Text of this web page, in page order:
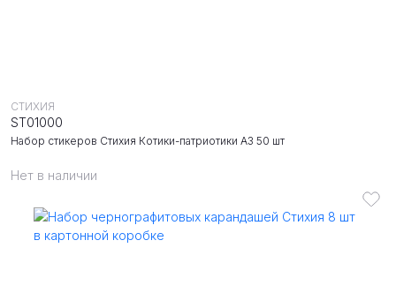
Нет в наличии
Набор стикеров Стихия Котики-патриотики А3 50 шт
СТИХИЯ
ST01000